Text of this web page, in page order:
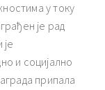
у току
је рад
и социјално
припала